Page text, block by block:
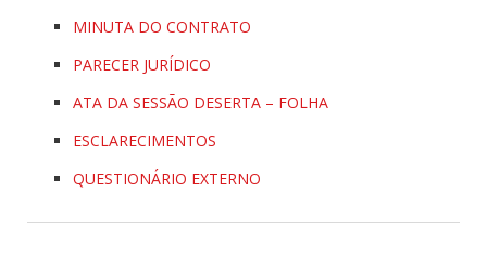
MINUTA DO CONTRATO
PARECER JURÍDICO
ATA DA SESSÃO DESERTA – FOLHA
ESCLARECIMENTOS
QUESTIONÁRIO EXTERNO